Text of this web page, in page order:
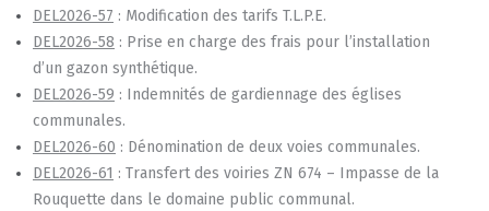
DEL2026-57 : Modification des tarifs T.L.P.E.
DEL2026-58 : Prise en charge des frais pour l’installation
d’un gazon synthétique.
DEL2026-59 : Indemnités de gardiennage des églises
communales.
DEL2026-60 : Dénomination de deux voies communales.
DEL2026-61 : Transfert des voiries ZN 674 – Impasse de la
Rouquette dans le domaine public communal.